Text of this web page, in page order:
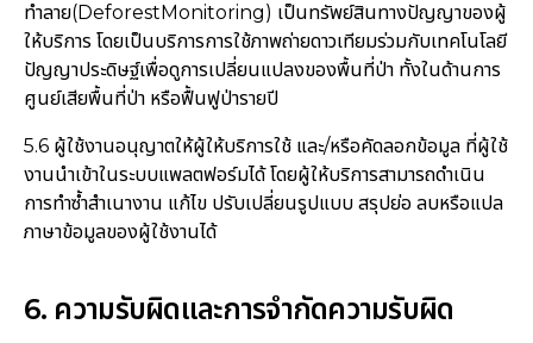
ทำลาย(DeforestMonitoring) เป็นทรัพย์สินทางปัญญาของผู้
ให้บริการ โดยเป็นบริการการใช้ภาพถ่ายดาวเทียมร่วมกับเทคโนโลยี
ปัญญาประดิษฐ์เพื่อดูการเปลี่ยนแปลงของพื้นที่ป่า ทั้งในด้านการ
ศูนย์เสียพื้นที่ป่า หรือฟื้นฟูป่ารายปี
5.6 ผู้ใช้งานอนุญาตให้ผู้ให้บริการใช้ และ/หรือคัดลอกข้อมูล ที่ผู้ใช้
งานนำเข้าในระบบแพลตฟอร์มได้ โดยผู้ให้บริการสามารถดำเนิน
การทำซ้ำสำเนางาน แก้ไข ปรับเปลี่ยนรูปแบบ สรุปย่อ ลบหรือแปล
ภาษาข้อมูลของผู้ใช้งานได้
6. ความรับผิดและการจำกัดความรับผิด